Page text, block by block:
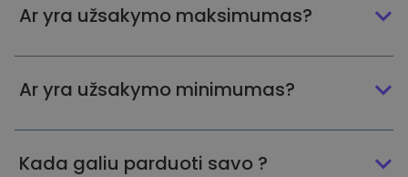
Ar yra užsakymo maksimumas?
Ar yra užsakymo minimumas?
Kada galiu parduoti savo ?